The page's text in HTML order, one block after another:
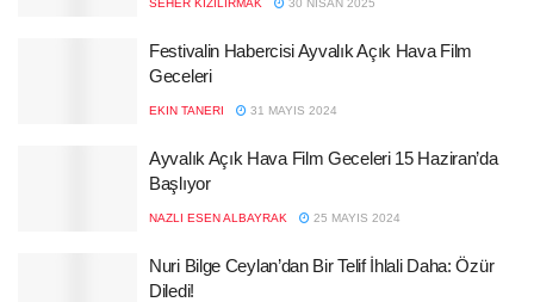
SEHER KIZILIRMAK 30 NISAN 2025
Festivalin Habercisi Ayvalık Açık Hava Film
Geceleri
EKIN TANERI 31 MAYIS 2024
Ayvalık Açık Hava Film Geceleri 15 Haziran’da
Başlıyor
NAZLI ESEN ALBAYRAK 25 MAYIS 2024
Nuri Bilge Ceylan’dan Bir Telif İhlali Daha: Özür
Diledi!